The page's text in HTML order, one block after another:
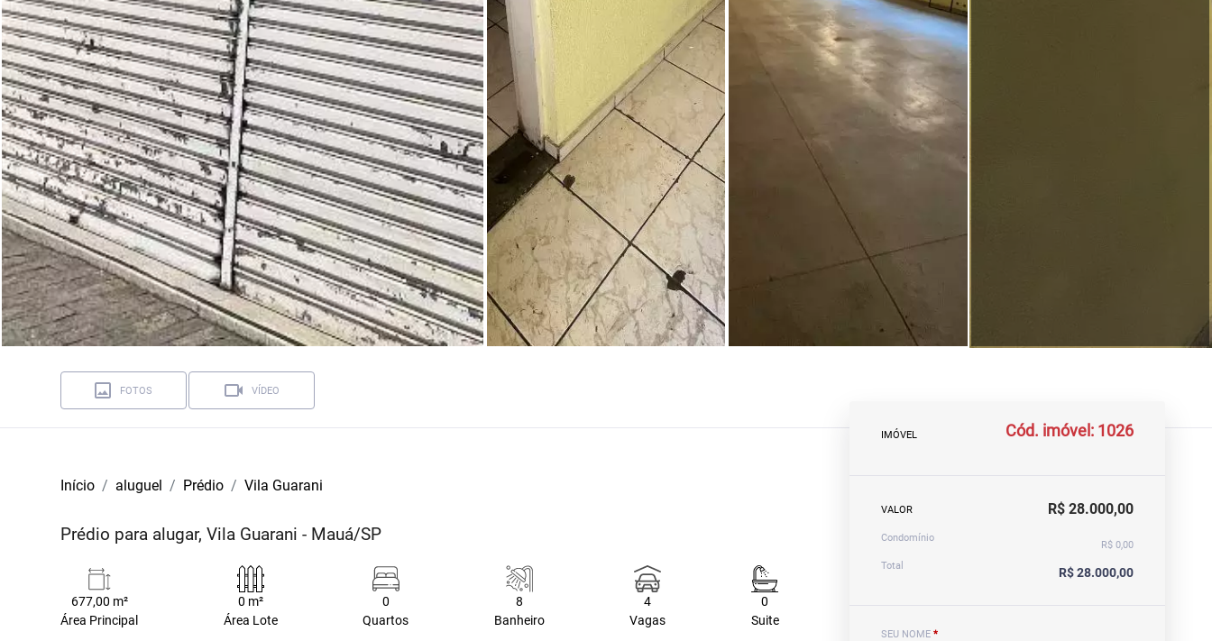
FOTOS VÍDEO
Início aluguel Prédio Vila Guarani
Prédio para alugar, Vila Guarani - Mauá/SP
677,00 m²
Área Principal
0 m²
Área Lote
0
Quartos
8
Banheiro
4
Vagas
0
Suite
IMÓVEL Cód. imóvel: 1026
VALOR R$ 28.000,00
Condomínio
R$ 0,00
Total
R$ 28.000,00
SEU NOME *